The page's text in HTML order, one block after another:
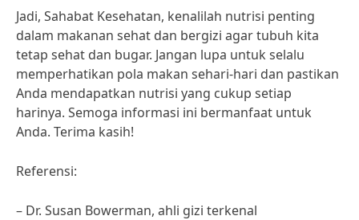
Jadi, Sahabat Kesehatan, kenalilah nutrisi penting
dalam makanan sehat dan bergizi agar tubuh kita
tetap sehat dan bugar. Jangan lupa untuk selalu
memperhatikan pola makan sehari-hari dan pastikan
Anda mendapatkan nutrisi yang cukup setiap
harinya. Semoga informasi ini bermanfaat untuk
Anda. Terima kasih!
Referensi:
– Dr. Susan Bowerman, ahli gizi terkenal